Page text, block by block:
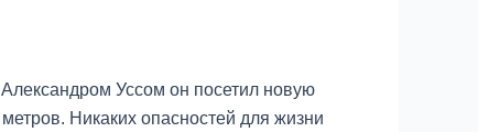
Уссом он посетил новую
Никаких опасностей для жизни